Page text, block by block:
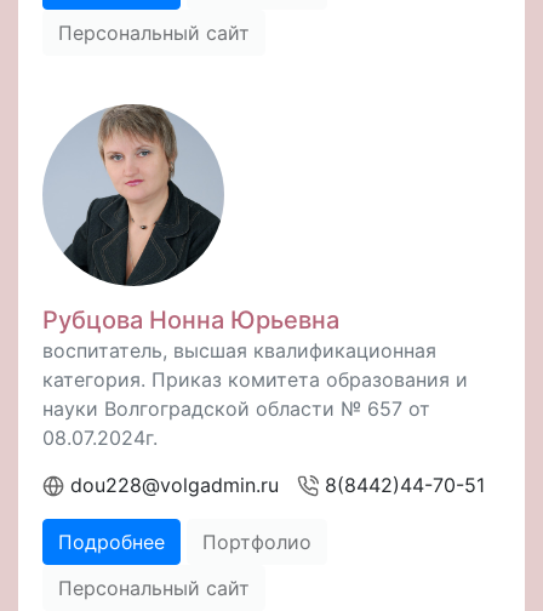
Персональный сайт
Рубцова Нонна Юрьевна
воспитатель, высшая квалификационная
категория. Приказ комитета образования и
науки Волгоградской области № 657 от
08.07.2024г.
dou228@volgadmin.ru
8(8442)44-70-51
Подробнее
Портфолио
Персональный сайт